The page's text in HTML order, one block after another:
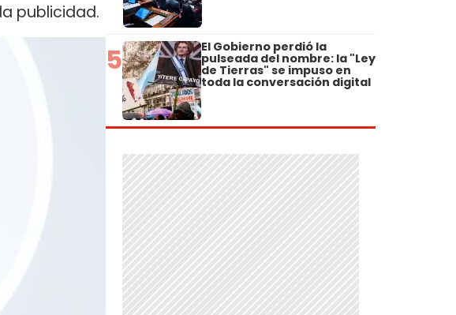
publicidad.
5 El Gobierno perdió la
pulseada del nombre: la "Ley
de Tierras" se impuso en
toda la conversación digital